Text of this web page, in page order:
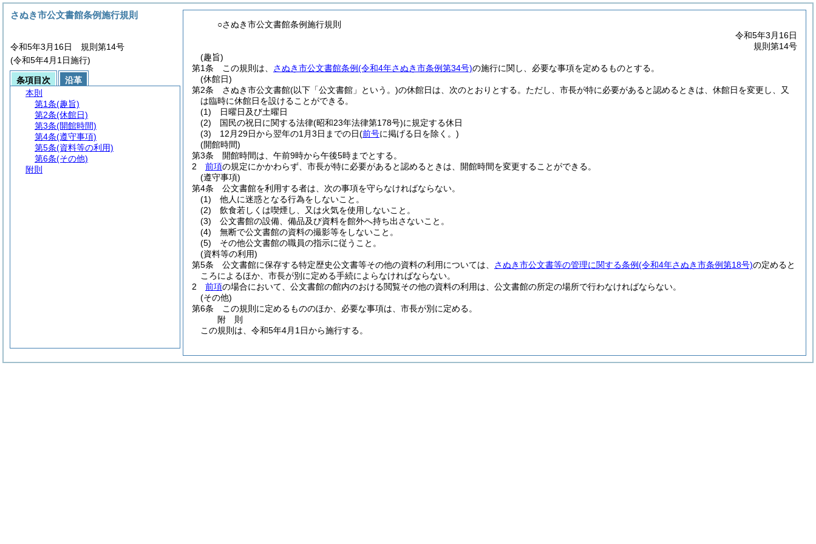
○さぬき市公文書館条例施行規則
令和5年3月16日
規則第14号
(趣旨)
第1条
この規則は、 さぬき市公文書館条例(令和4年さぬき市条例第34号)の施行に関し、必要な事項を定めるものとする。
(休館日)
第2条
さぬき市公文書館(以下「公文書館」という。)の休館日は、次のとおりとする。 ただし、市長が特に必要があると認めるときは、休館日を変更し、又
は臨時に休館日を設けることができる。
(1)
日曜日及び土曜日
(2)
国民の祝日に関する法律(昭和23年法律第178号)に規定する休日
(3)
12月29日から翌年の1月3日までの日(前号に掲げる日を除く。)
(開館時間)
第3条
開館時間は、午前9時から午後5時までとする。
2
前項の規定にかかわらず、市長が特に必要があると認めるときは、開館時間を変更することができる。
(遵守事項)
第4条
公文書館を利用する者は、次の事項を守らなければならない。
(1)
他人に迷惑となる行為をしないこと。
(2)
飲食若しくは喫煙し、又は火気を使用しないこと。
(3)
公文書館の設備、備品及び資料を館外へ持ち出さないこと。
(4)
無断で公文書館の資料の撮影等をしないこと。
(5)
その他公文書館の職員の指示に従うこと。
(資料等の利用)
第5条
公文書館に保存する特定歴史公文書等その他の資料の利用については、 さぬき市公文書等の管理に関する条例(令和4年さぬき市条例第18号)の定めると
ころによるほか、市長が別に定める手続によらなければならない。
2
前項の場合において、公文書館の館内のおける閲覧その他の資料の利用は、公文書館の所定の場所で行わなければならない。
(その他)
第6条
この規則に定めるもののほか、必要な事項は、市長が別に定める。
附 則
この規則は、令和5年4月1日から施行する。
さぬき市公文書館条例施行規則
令和5年3月16日 規則第14号
(令和5年4月1日施行)
条項目次
沿革
本則
第1条(趣旨)
第2条(休館日)
第3条(開館時間)
第4条(遵守事項)
第5条(資料等の利用)
第6条(その他)
附則